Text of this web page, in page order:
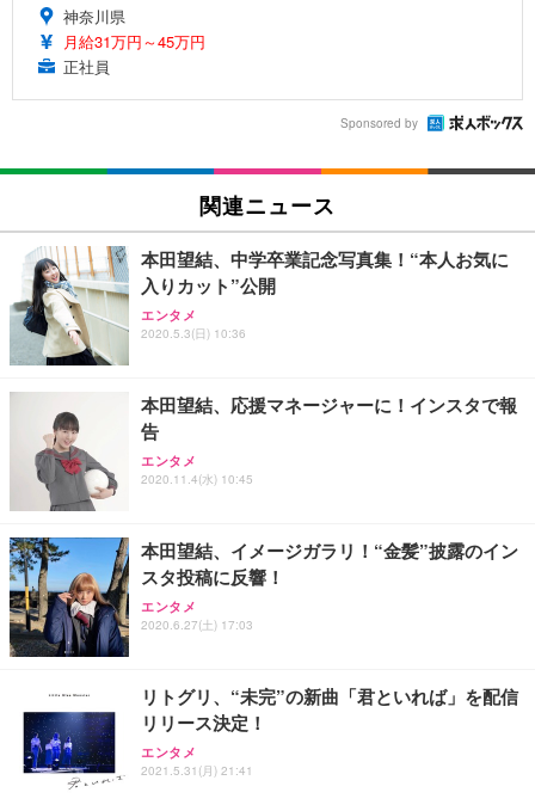
神奈川県
月給31万円～45万円
正社員
Sponsored by
関連ニュース
本田望結、中学卒業記念写真集！“本人お気に
入りカット”公開
エンタメ
2020.5.3(日) 10:36
本田望結、応援マネージャーに！インスタで報
告
エンタメ
2020.11.4(水) 10:45
本田望結、イメージガラリ！“金髪”披露のイン
スタ投稿に反響！
エンタメ
2020.6.27(土) 17:03
リトグリ、“未完”の新曲「君といれば」を配信
リリース決定！
エンタメ
2021.5.31(月) 21:41